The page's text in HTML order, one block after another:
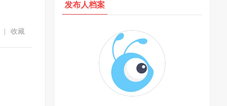
收藏
发布人档案